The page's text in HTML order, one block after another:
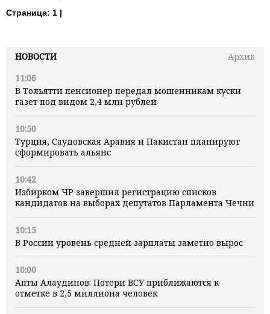
НОВОСТИ
Архив
11:06
В Тольятти пенсионер передал мошенникам куски
газет под видом 2,4 млн рублей
10:50
Турция, Саудовская Аравия и Пакистан планируют
сформировать альянс
10:42
Избирком ЧР завершил регистрацию списков
кандидатов на выборах депутатов Парламента Чечни
10:15
В России уровень средней зарплаты заметно вырос
10:00
Апты Алаудинов: Потери ВСУ приближаются к
отметке в 2,5 миллиона человек
Страница: 1 |